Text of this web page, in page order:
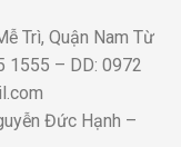
Trì, Quận Nam Từ
1555 – DD: 0972
Đức Hạnh –